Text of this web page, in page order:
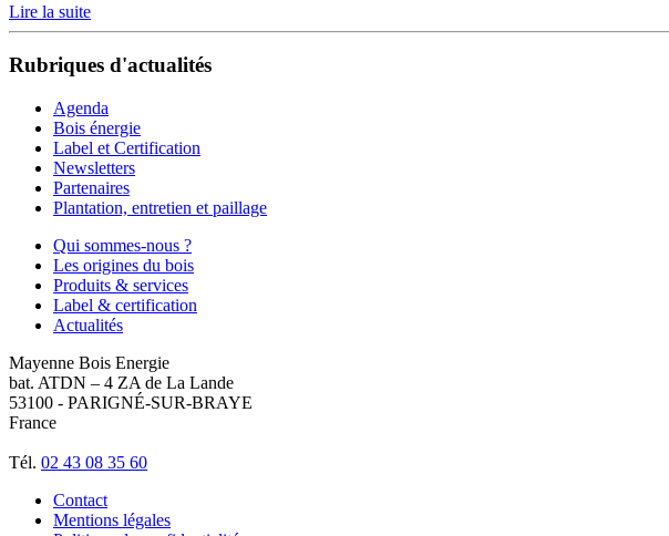
Lire la suite
Rubriques d'actualités
Agenda
Bois énergie
Label et Certification
Newsletters
Partenaires
Plantation, entretien et paillage
Qui sommes-nous ?
Les origines du bois
Produits & services
Label & certification
Actualités
Mayenne Bois Energie
bat. ATDN – 4 ZA de La Lande
53100 - PARIGNÉ-SUR-BRAYE
France
Tél. 02 43 08 35 60
Contact
Mentions légales